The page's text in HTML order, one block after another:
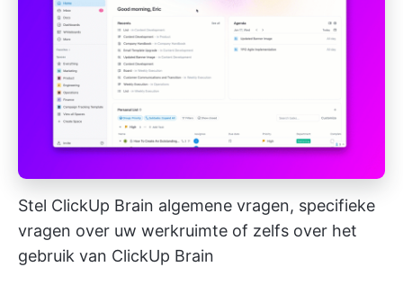
Stel ClickUp Brain algemene vragen, specifieke
vragen over uw werkruimte of zelfs over het
gebruik van ClickUp Brain